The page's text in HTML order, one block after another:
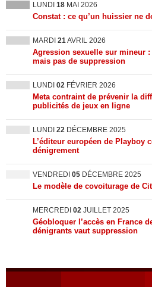
LUNDI 18 MAI 2026
Constat : ce qu’un huissier ne
MARDI 21AVRIL 2026
Agression sexuelle sur mineur
mais pas de suppression
LUNDI 02 FÉVRIER 2026
Meta contraint de prévenir la
publicités de jeux en ligne
LUNDI 22 DÉCEMBRE 2025
L’éditeur européen de Playboy
dénigrement
VENDREDI 05 DÉCEMBRE 2025
Le modèle de covoiturage de
MERCREDI 02 JUILLET 2025
Géobloquer l’accès en France
dénigrants vaut suppression